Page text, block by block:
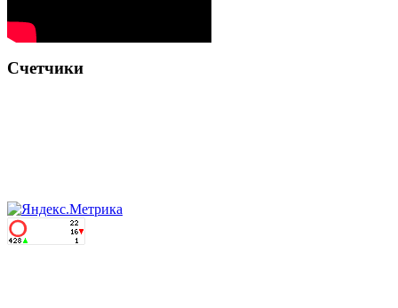
Счетчики